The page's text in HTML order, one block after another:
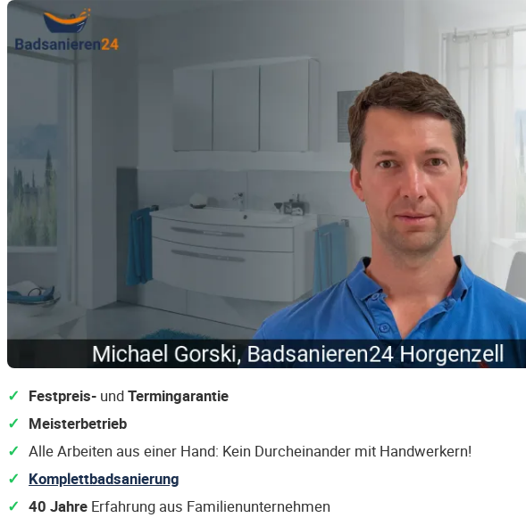
Festpreis- undTermingarantie
Meisterbetrieb
Alle Arbeiten aus einer Hand: Kein Durcheinander mit Handwerkern!
Komplettbadsanierung
40 Jahre Erfahrung aus Familienunternehmen